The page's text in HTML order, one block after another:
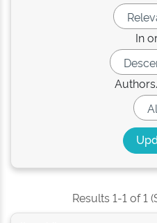
In
Results 1-1 of 1